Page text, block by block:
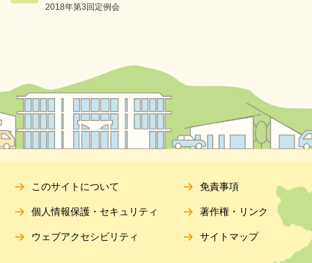
2018年第3回定例会
このサイトについて 免責事項
個人情報保護・セキュリティ 著作権・リンク
ウェブアクセシビリティ サイトマップ